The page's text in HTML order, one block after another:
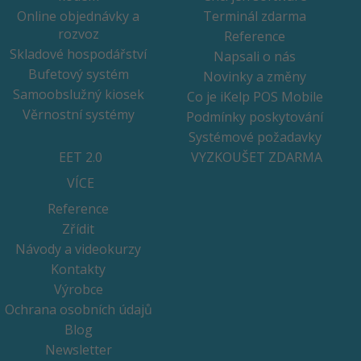
Online objednávky a
rozvoz
Skladové hospodářství
Bufetový systém
Samoobslužný kiosek
Věrnostní systémy
Terminál zdarma
Reference
Napsali o nás
Novinky a změny
Co je iKelp POS Mobile
Podmínky poskytování
Systémové požadavky
EET 2.0
VYZKOUŠET ZDARMA
VÍCE
Reference
Zřídit
Návody a videokurzy
Kontakty
Výrobce
Ochrana osobních údajů
Blog
Newsletter